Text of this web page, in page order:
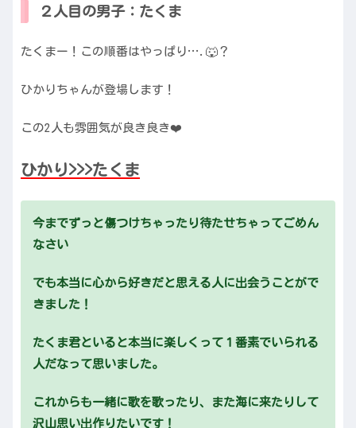
２人目の男子：たくま
たくまー！この順番はやっぱり….🐺？
ひかりちゃんが登場します！
この2人も雰囲気が良き良き❤️
ひかり>>>たくま
今までずっと傷つけちゃったり待たせちゃってごめん
なさい
でも本当に心から好きだと思える人に出会うことがで
きました！
たくま君といると本当に楽しくって１番素でいられる
人だなって思いました。
これからも一緒に歌を歌ったり、また海に来たりして
沢山思い出作りたいです！